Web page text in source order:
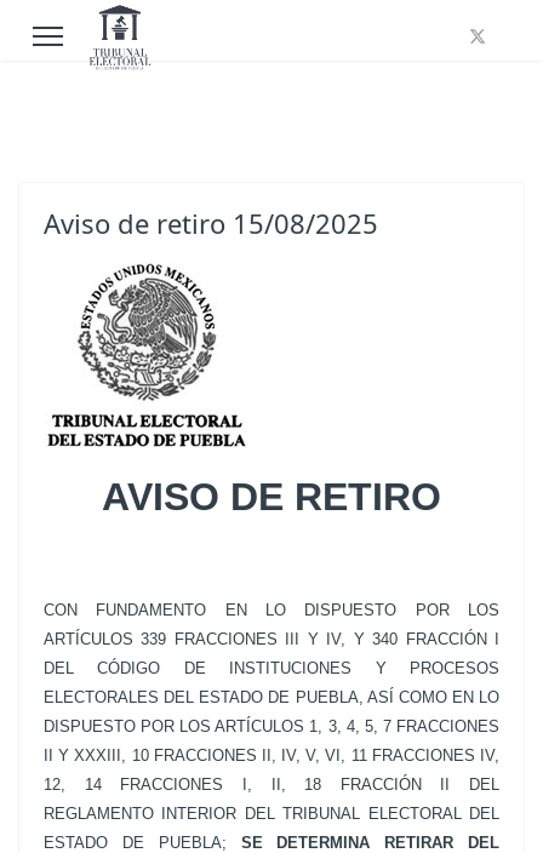
Aviso de retiro 15/08/2025
AVISO DE RETIRO
CON FUNDAMENTO EN LO DISPUESTO POR LOS
ARTÍCULOS 339 FRACCIONES III Y IV, Y 340 FRACCIÓN I
DEL CÓDIGO DE INSTITUCIONES Y PROCESOS
ELECTORALES DEL ESTADO DE PUEBLA, ASÍ COMO EN LO
DISPUESTO POR LOS ARTÍCULOS 1, 3, 4, 5, 7 FRACCIONES
II Y XXXIII, 10 FRACCIONES II, IV, V, VI, 11 FRACCIONES IV,
12, 14 FRACCIONES I, II, 18 FRACCIÓN II DEL
REGLAMENTO INTERIOR DEL TRIBUNAL ELECTORAL DEL
ESTADO DE PUEBLA; SE DETERMINA RETIRAR DEL